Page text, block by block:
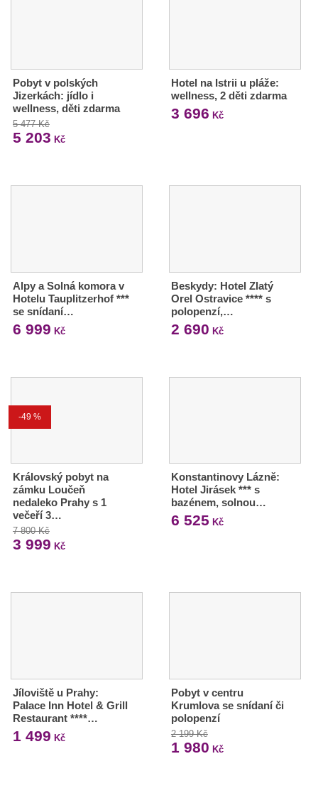
Pobyt v polských
Jizerkách: jídlo i
wellness, děti zdarma
5 477 Kč
5 203 Kč
Hotel na Istrii u pláže:
wellness, 2 děti zdarma
3 696 Kč
Alpy a Solná komora v
Hotelu Tauplitzerhof ***
se snídaní…
6 999 Kč
Beskydy: Hotel Zlatý
Orel Ostravice **** s
polopenzí,…
2 690 Kč
-49 %
Královský pobyt na
zámku Loučeň
nedaleko Prahy s 1
večeří 3…
7 800 Kč
3 999 Kč
Konstantinovy Lázně:
Hotel Jirásek *** s
bazénem, solnou…
6 525 Kč
Jíloviště u Prahy:
Palace Inn Hotel & Grill
Restaurant ****…
1 499 Kč
Pobyt v centru
Krumlova se snídaní či
polopenzí
2 199 Kč
1 980 Kč